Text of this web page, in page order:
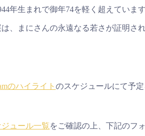
年生まれで御年74を軽く超えていま
、まにさんの永遠なる若さが証明さ
のハイライト のスケジュールにて予
ジュール一覧をご確認の上、下記のフ